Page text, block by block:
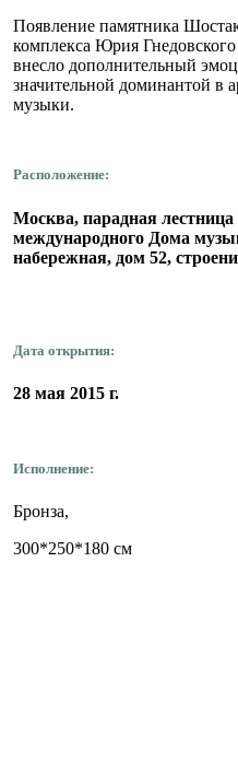
Появление памятника
комплекса Юрия
внесло дополнительный
значительной доминантой в
музыки.
Расположение:
Москва, парадная
международного Дома
набережная, дом 52,
Дата открытия:
28 мая 2015 г.
Исполнение:
Бронза,
300*250*180 см